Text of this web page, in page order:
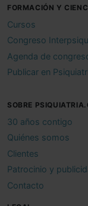
FORMACIÓN Y
Cursos
Congreso
Agenda de
Publicar en
SOBRE
30 años contigo
Quiénes somos
Clientes
Patrocinio y
Contacto